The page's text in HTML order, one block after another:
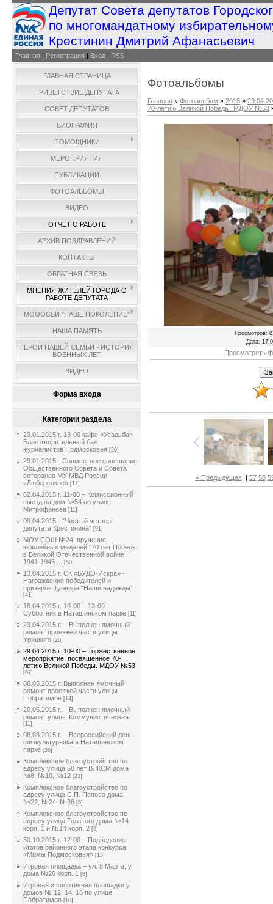
Депутат Совета депутатов
по многомандатному
Крестинин Дмитрий Афанасьевич
Главная | Регистрация | Вход | RSS
ГЛАВНАЯ СТРАНИЦА
ПРИВЕТСТВИЕ ДЕПУТАТА
СОВЕТ ДЕПУТАТОВ
БИОГРАФИЯ
ПОМОЩНИКИ
МЕРОПРИЯТИЯ
ПУБЛИКАЦИИ
ФОТОАЛЬБОМЫ
ВИДЕО
ОТЧЕТ О РАБОТЕ
АРХИВ ПОЗДРАВЛЕНИЙ
КОНТАКТЫ
ОБРАТНАЯ СВЯЗЬ
МНЕНИЯ ЖИТЕЛЕЙ ГОРОДА О
РАБОТЕ ДЕПУТАТА
МОООСВИ "НАШЕ ПОКОЛЕНИЕ"
НАША ПАМЯТЬ
ГЕРОИ НАШЕЙ СЕМЬИ - ИСТОРИЯ
ВОЕННЫХ ЛЕТ
ВИДЕО
Форма входа
Категории раздела
23.01.2015 г. 13-00 кафе «Усадьба» -
Благотворительный бал
журналистов Подмосковья [20]
29.01.2015 - Совместное совещание
Общественного Совета и Совета
ветеранов МУ МВД России
«Люберецкое» [12]
02.04.2015 г. 11-00 – Комиссионный
выезд на дом №54 по улице
Митрофанова [11]
09.04.2015 - "Чистый четверг
депутата Крестинина" [91]
МОУ СОШ №24, вручение
юбилейных медалей "70 лет Победы
в Великой Отечественной войне
1941-1945 ...
[50]
13.04.2015 г. СК «БУДО-Искра» -
Награждение победителей и
призёров Турнира “Наши надежды”
[41]
18.04.2015 г. 10-00 – 13-00 –
Субботник в Наташинском парке [11]
23.04.2015 г. – Выполнен ямочный
ремонт проезжей части улицы
Урицкого [20]
29.04.2015 г. 10-00 – Торжественное
мероприятие, посвященное 70-
летию Великой Победы. МДОУ №53
[67]
06.05.2015 г. Выполнен ямочный
ремонт проезжей части улицы
Побратимов [14]
20.05.2015 г. – Выполнен ямочный
ремонт улицы Коммунистическая
[11]
08.08.2015 г. – Всероссийский день
физкультурника в Наташинском
парке [36]
Комплексное благоустройство по
адресу улица 50 лет ВЛКСМ дома
№8, №10, №12 [23]
Комплексное благоустройство по
адресу улица С.П. Попова дома
№22, №24, №26 [6]
Комплексное благоустройство по
адресу улица Толстого дома №14
корп. 1 и №14 корп. 2 [9]
30.10.2015 г. 12-00 – Подведение
итогов районного этапа конкурса
«Мамы Подмосковья» [15]
Игровая площадка – ул. 8 Марта, у
дома №26 корп. 1 [8]
Игровая и спортивная площадки у
домов № 12, 14, 16 по улице
Побратимов [10]
Фотоальбомы
Главная » Фотоальбом » 2015 »
70-летию Великой Победы. МДОУ №53
Просмотров:
Дата:
Просмотреть
« Предыдущая | 57 58